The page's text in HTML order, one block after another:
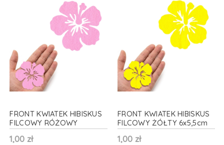
FRONT KWIATEK HIBISKUS
FILCOWY RÓŻOWY
6x5,5cm
1,00 zł
FRONT KWIATEK HIBISKUS
FILCOWY ŻÓŁTY 6x5,5cm
1,00 zł